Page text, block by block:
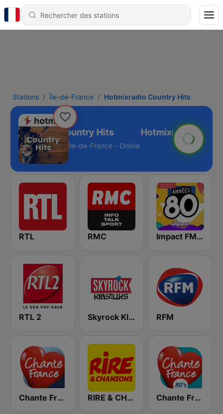
Stations Île-de-France Hotmixradio Country Hits
Hotmixradio Country Hits
Île-de-France - Online
RTL RMC Impact FM - Années 80
RTL 2 Skyrock Klassiks RFM
Chante France RIRE & CHANSONS Chante France 80's